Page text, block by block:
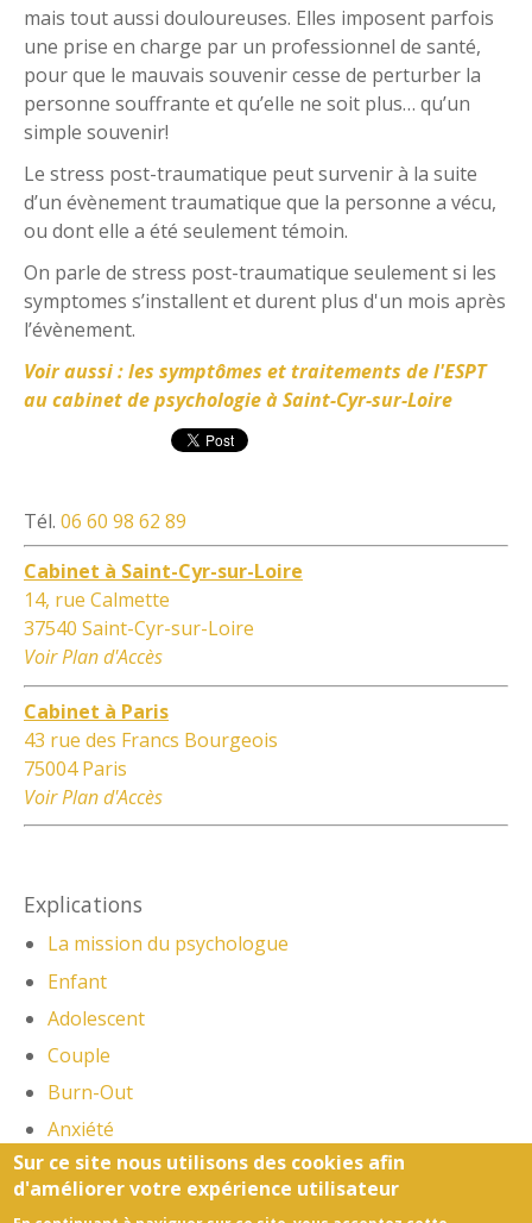
mais tout aussi douloureuses. Elles imposent parfois
une prise en charge par un professionnel de santé,
pour que le mauvais souvenir cesse de perturber la
personne souffrante et qu’elle ne soit plus… qu’un
simple souvenir!
Le stress post-traumatique peut survenir à la suite
d’un évènement traumatique que la personne a vécu,
ou dont elle a été seulement témoin.
On parle de stress post-traumatique seulement si les
symptomes s’installent et durent plus d'un mois après
l’évènement.
Voir aussi : les symptômes et traitements de l'ESPT
au cabinet de psychologie à Saint-Cyr-sur-Loire
Tél. 06 60 98 62 89
Cabinet à Saint-Cyr-sur-Loire
14, rue Calmette
37540 Saint-Cyr-sur-Loire
Voir Plan d'Accès
Cabinet à Paris
43 rue des Francs Bourgeois
75004 Paris
Voir Plan d'Accès
Explications
La mission du psychologue
Enfant
Adolescent
Couple
Burn-Out
Anxiété
Stress Post-Traumatique
Sur ce site nous utilisons des cookies afin
d'améliorer votre expérience utilisateur